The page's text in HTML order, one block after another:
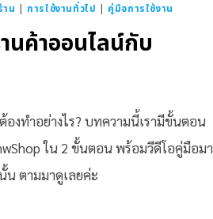
น | การใช้งานทั่วไป | คู่มือการใช้งาน
นค้าออนไลน์กับ
งทำอย่างไร? บทความนี้เรามีขั้นตอน
ใน 2 ขั้นตอน พร้อมวีดีโอคู่มือมา
น ตามมาดูเลยค่ะ